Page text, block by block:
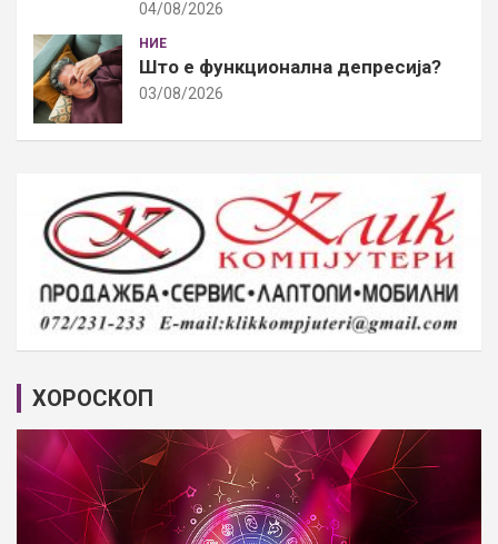
04/08/2026
НИЕ
Што е функционална депресија?
03/08/2026
ХОРОСКОП